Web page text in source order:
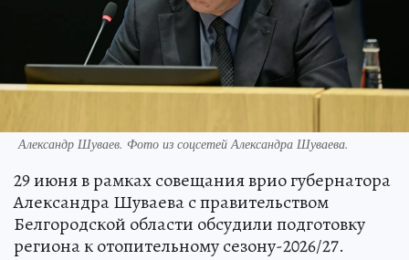
Александр Шуваев. Фото из соцсетей Александра Шуваева.
29 июня в рамках совещания врио губернатора
Александра Шуваева с правительством
Белгородской области обсудили подготовку
региона к отопительному сезону-2026/27.